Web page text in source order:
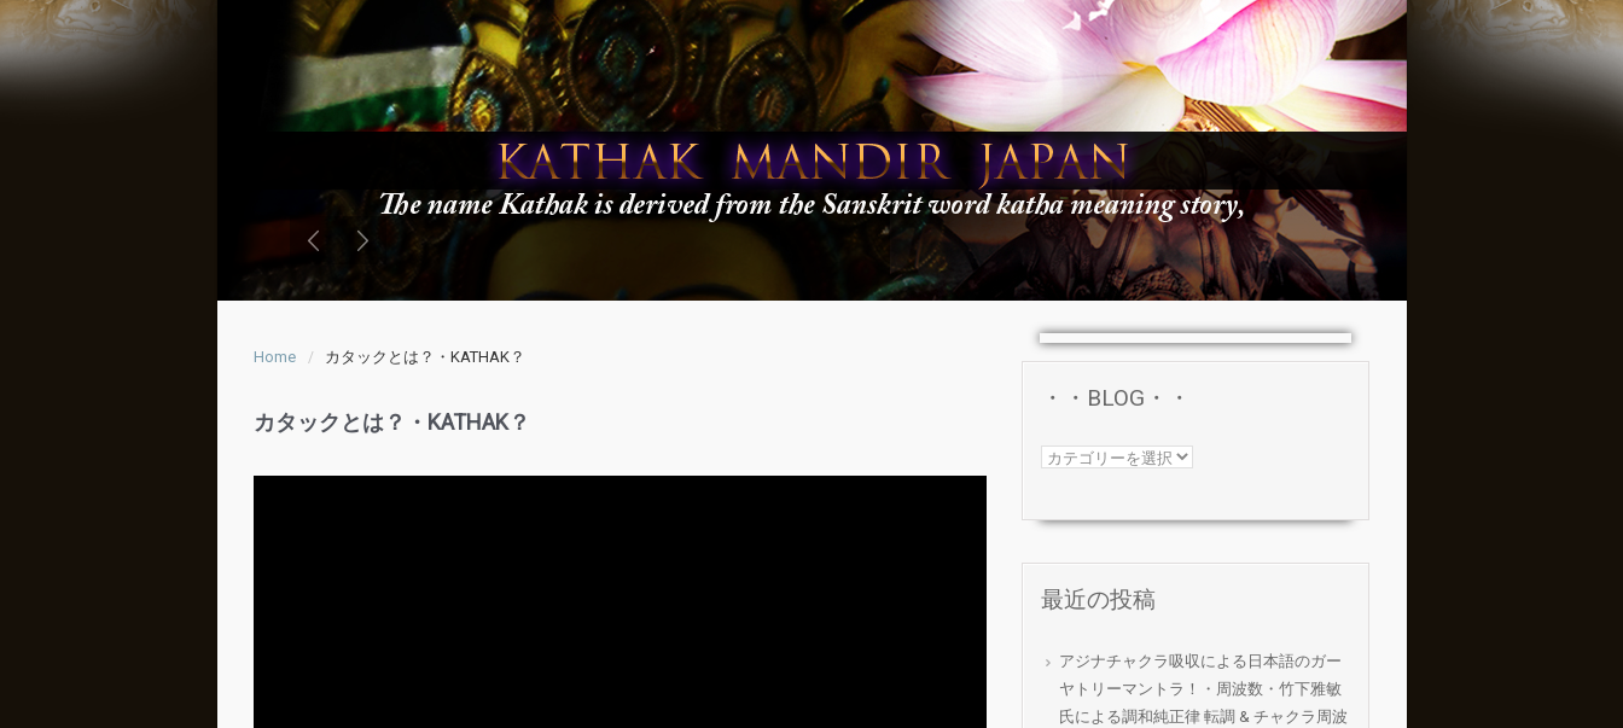
Home カタックとは？・KATHAK？
カタックとは？・KATHAK？
・・BLOG・・
・・
最近の投稿
アジナチャクラ吸収による日本語のガー
ヤトリーマントラ！・周波数・竹下雅敏
氏による調和純正律 転調 & チャクラ周波